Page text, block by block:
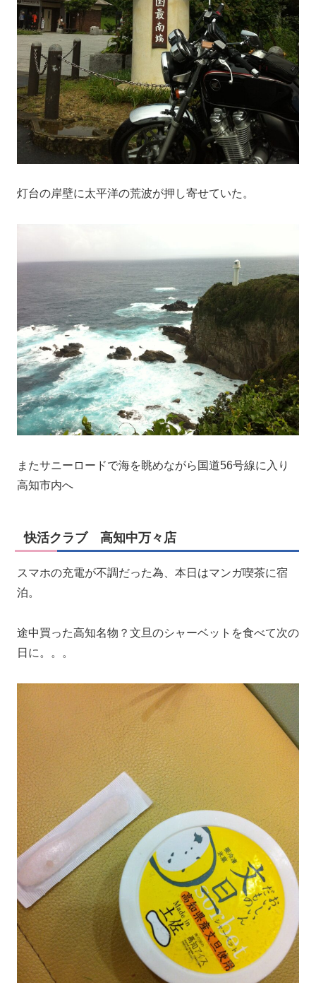
灯台の岸壁に太平洋の荒波が押し寄せていた。
またサニーロードで海を眺めながら国道56号線に入り
高知市内へ
快活クラブ 高知中万々店
スマホの充電が不調だった為、本日はマンガ喫茶に宿
泊。
途中買った高知名物？文旦のシャーベットを食べて次の
日に。。。